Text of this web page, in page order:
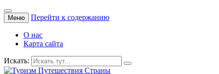
Меню Перейти к содержанию
О нас
Карта сайта
Искать: